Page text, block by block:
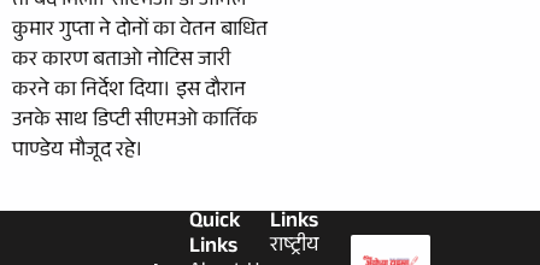
कुमार गुप्ता ने दोनों का वेतन बाधित
कर कारण बताओ नोटिस जारी
करने का निर्देश दिया। इस दौरान
उनके साथ डिप्टी सीएमओ कार्तिक
पाण्डेय मौजूद रहे।
Links
राष्ट्रीय
Quick
Links